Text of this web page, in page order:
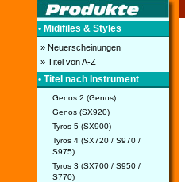
• Midifiles & Styles
» Neuerscheinungen
» Titel von A-Z
• Titel nach Instrument
Genos 2 (Genos)
Genos (SX920)
Tyros 5 (SX900)
Tyros 4 (SX720 / S970 /
S975)
Tyros 3 (SX700 / S950 /
S770)